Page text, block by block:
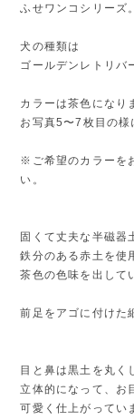
ふせワンコシリーズ。
犬の種類は
ゴールデンレトリバ
カラーは茶色になり
お写真5〜7枚目の様
※ご希望のカラーを
い。
固くて丈夫な半磁器
鉄分のある赤土を使
茶色の色味を出して
前足をアゴに付けた
目と鼻は黒土を丸く
立体的になって、お
可愛く仕上がってい